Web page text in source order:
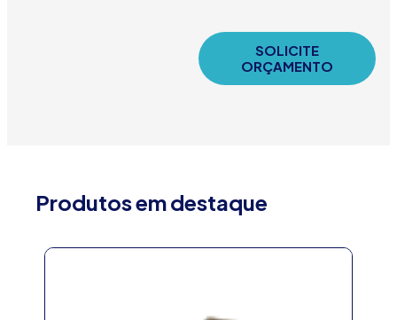
SOLICITE
ORÇAMENTO
Produtos em destaque